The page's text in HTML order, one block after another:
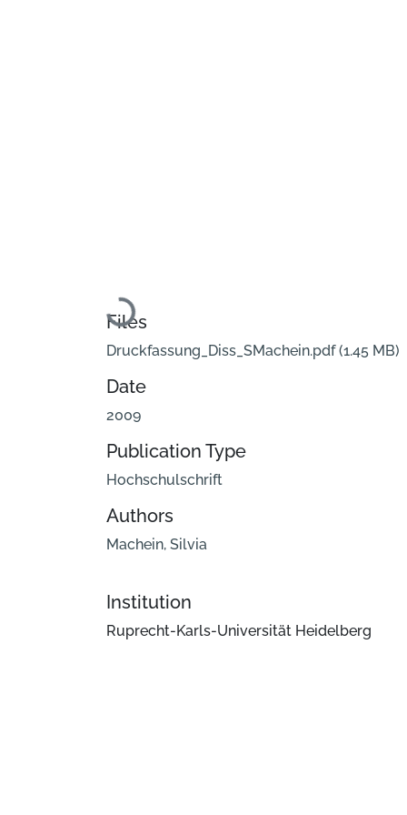
Loading...
Files
Druckfassung_Diss_SMachein.pdf(1.45 MB)
Date
2009
Publication Type
Hochschulschrift
Authors
Machein, Silvia
Institution
Ruprecht-Karls-Universität Heidelberg